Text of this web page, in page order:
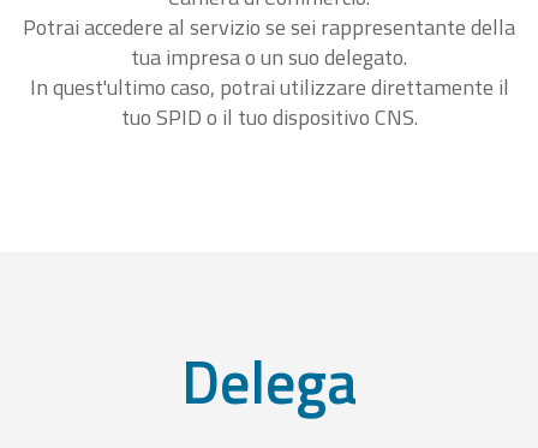
Potrai accedere al servizio se sei rappresentante della
tua impresa o un suo delegato.
In quest'ultimo caso, potrai utilizzare direttamente il
tuo SPID o il tuo dispositivo CNS.
Delega